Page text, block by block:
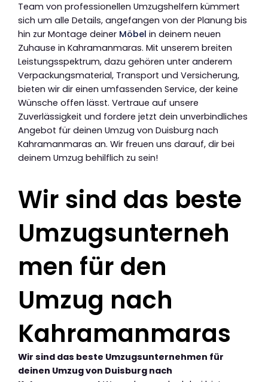
Team von professionellen Umzugshelfern kümmert
sich um alle Details, angefangen von der Planung bis
hin zur Montage deiner Möbel in deinem neuen
Zuhause in Kahramanmaras. Mit unserem breiten
Leistungsspektrum, dazu gehören unter anderem
Verpackungsmaterial, Transport und Versicherung,
bieten wir dir einen umfassenden Service, der keine
Wünsche offen lässt. Vertraue auf unsere
Zuverlässigkeit und fordere jetzt dein unverbindliches
Angebot für deinen Umzug von Duisburg nach
Kahramanmaras an. Wir freuen uns darauf, dir bei
deinem Umzug behilflich zu sein!
Wir sind das beste
Umzugsunterneh
men für den
Umzug nach
Kahramanmaras
Wir sind das beste Umzugsunternehmen für
deinen Umzug von Duisburg nach